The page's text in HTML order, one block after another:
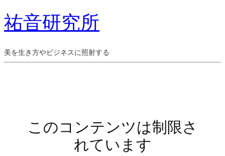
祐音研究所
美を生き方やビジネスに照射する
このコンテンツは制限さ
れています